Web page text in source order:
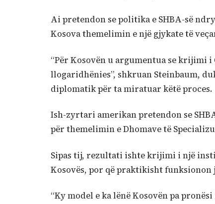
Ai pretendon se politika e SHBA-së
Kosova themelimin e një gjykate të
“Për Kosovën u argumentua se krijimi
llogaridhënies”, shkruan Steinbaum,
diplomatik për ta miratuar këtë proces.
Ish-zyrtari amerikan pretendon se
për themelimin e Dhomave të
Sipas tij, rezultati ishte krijimi i një
Kosovës, por që praktikisht funksionon
“Ky model e ka lënë Kosovën pa